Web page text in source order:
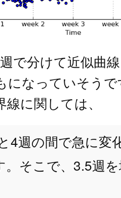
で分けて近似曲
になっていそう
に関しては、
4週の間で急に変
。そこで、3.5週